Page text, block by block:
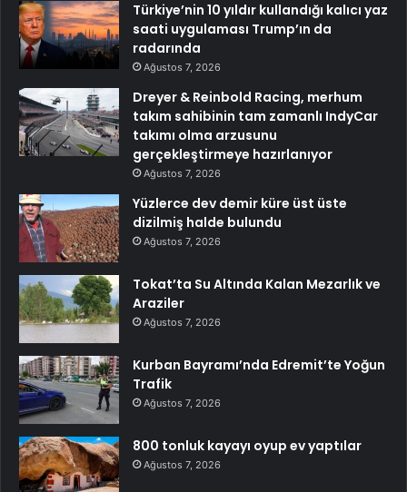
Türkiye’nin 10 yıldır kullandığı kalıcı yaz
saati uygulaması Trump’ın da
radarında
Ağustos 7, 2026
Dreyer & Reinbold Racing, merhum
takım sahibinin tam zamanlı IndyCar
takımı olma arzusunu
gerçekleştirmeye hazırlanıyor
Ağustos 7, 2026
Yüzlerce dev demir küre üst üste
dizilmiş halde bulundu
Ağustos 7, 2026
Tokat’ta Su Altında Kalan Mezarlık ve
Araziler
Ağustos 7, 2026
Kurban Bayramı’nda Edremit’te Yoğun
Trafik
Ağustos 7, 2026
800 tonluk kayayı oyup ev yaptılar
Ağustos 7, 2026